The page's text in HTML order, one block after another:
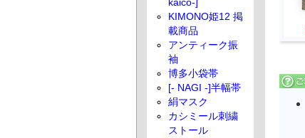
kaico-]
KIMONO姫12 掲
載商品
アンティーク振
袖
博多小袋帯
[- NAGI -]半幅帯
絹マスク
カシミール刺繍
ストール